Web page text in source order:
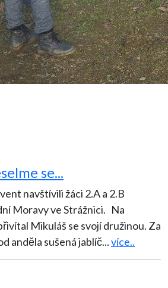
se...
navštívili žáci 2.A a 2.B
Moravy ve Strážnici. Na
Mikuláš se svojí družinou. Za
anděla sušená jablíč...více..